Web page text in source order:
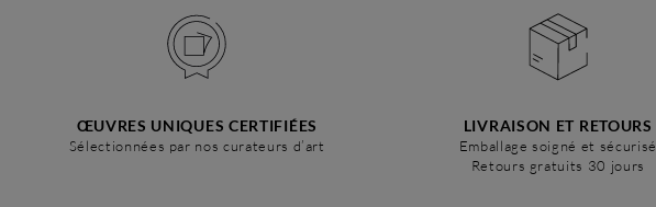
ŒUVRES UNIQUES CERTIFIÉES
Sélectionnées par nos curateurs d’art
LIVRAISON ET RETOURS
Emballage soigné et sécurisé
Retours gratuits 30 jours